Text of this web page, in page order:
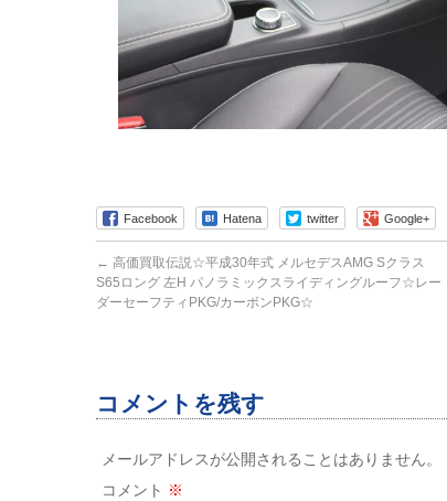
Facebook Hatena twitter Google+
← 高価買取伝説☆平成30年式 メルセデスAMG Sクラス
S65ロング 左H パノラミックスライディングルーフ☆レー
ダーセーフティPKG/カーボンPKG☆
コメントを残す
メールアドレスが公開されることはありません。
コメント ※